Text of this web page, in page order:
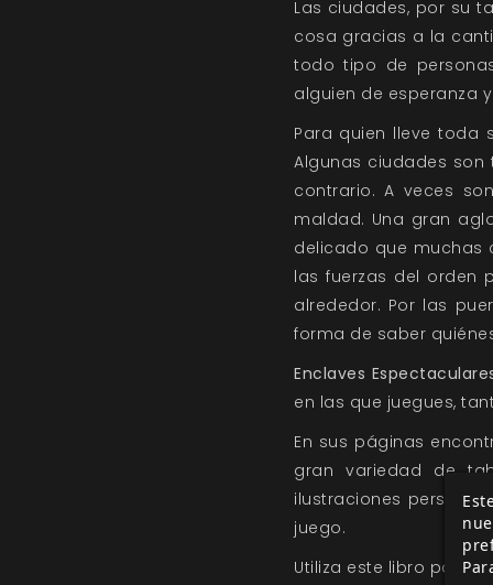
Las ciudades, por su
cosa gracias a la
todo tipo de
alguien de esperanza
Para quien lleve toda
Algunas ciudades
contrario. A veces
maldad. Una gran
delicado que muchas
las fuerzas del orden
alrededor. Por las
forma de saber
Enclaves
en las que juegues,
En sus páginas
gran variedad de
ilustraciones
juego.
Utiliza este libro para